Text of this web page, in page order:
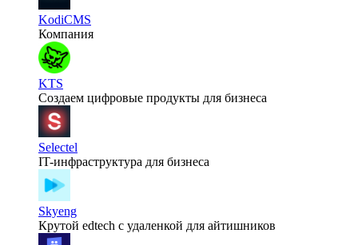
KodiCMS
Компания
KTS
Создаем цифровые продукты для бизнеса
Selectel
IT-инфраструктура для бизнеса
Skyeng
Крутой edtech с удаленкой для айтишников